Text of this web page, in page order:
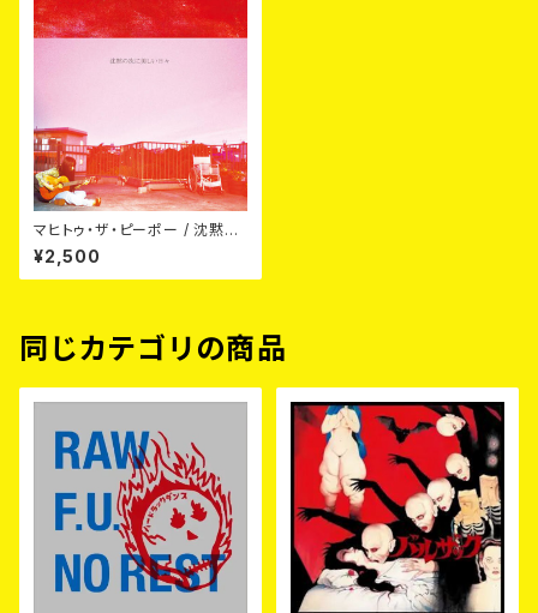
マヒトゥ・ザ・ピーポー / 沈黙の
次に美しい日々 CD
¥2,500
同じカテゴリの商品